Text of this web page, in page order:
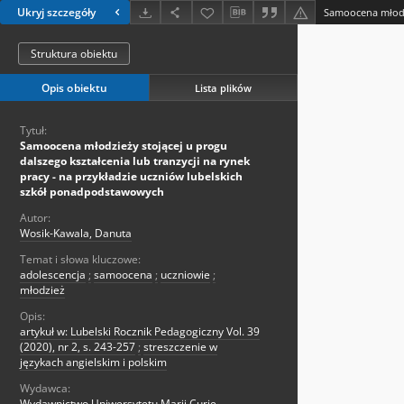
Ukryj szczegóły
Struktura obiektu
Opis obiektu Lista plików
Tytuł:
Samoocena młodzieży stojącej u progu
dalszego kształcenia lub tranzycji na rynek
pracy - na przykładzie uczniów lubelskich
szkół ponadpodstawowych
Autor:
Wosik-Kawala, Danuta
Temat i słowa kluczowe:
adolescencja ; samoocena ; uczniowie ;
młodzież
Opis:
artykuł w: Lubelski Rocznik Pedagogiczny Vol. 39
(2020), nr 2, s. 243-257 ; streszczenie w
językach angielskim i polskim
Wydawca: